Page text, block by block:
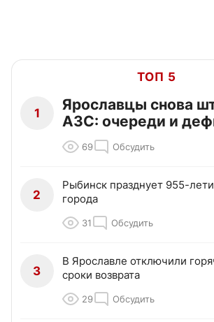
ТОП 5
1
Ярославцы снова
АЗС: очереди и
69 Обсудить
2
Рыбинск празднует 955-
города
31 Обсудить
3
В Ярославле отключили
сроки возврата
29 Обсудить